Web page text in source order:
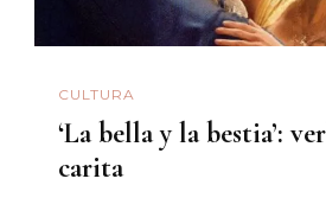
CULTURA
‘La bella y la bestia’:
carita